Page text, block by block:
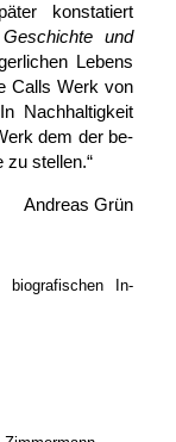
kon­statiert
und
Lebens
Calls Werk von
Nach­haltigkeit
dem der be­
zu stellen.“
Andreas Grün
In­